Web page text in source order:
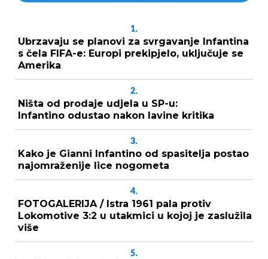
1.
Ubrzavaju se planovi za svrgavanje Infantina
s čela FIFA-e: Europi prekipjelo, uključuje se
Amerika
2.
Ništa od prodaje udjela u SP-u:
Infantino odustao nakon lavine kritika
3.
Kako je Gianni Infantino od spasitelja postao
najomraženije lice nogometa
4.
FOTOGALERIJA / Istra 1961 pala protiv
Lokomotive 3:2 u utakmici u kojoj je zaslužila
više
5.